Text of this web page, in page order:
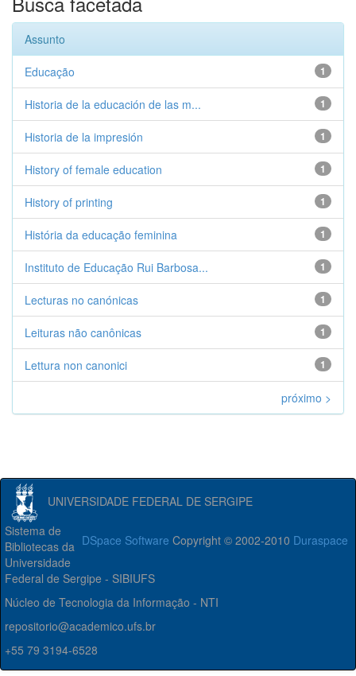
Assunto
1
Educação
1
Historia de la educación de las m...
1
Historia de la impresión
1
History of female education
1
History of printing
1
História da educação feminina
1
Instituto de Educação Rui Barbosa...
1
Lecturas no canónicas
1
Leituras não canônicas
1
Lettura non canonici
próximo >
UNIVERSIDADE FEDERAL DE SERGIPE
DSpace Software Copyright © 2002-2010 Duraspace
Sistema de
Bibliotecas da
Universidade
Federal de Sergipe - SIBIUFS
Núcleo de Tecnologia da Informação - NTI
repositorio@academico.ufs.br
+55 79 3194-6528